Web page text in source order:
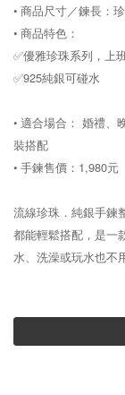
• 商品尺寸／鍊長：
• 商品特色：
✅優雅珍珠系列，上
✅925純銀可碰水
• 適合場合： 婚禮、
裝搭配
• 手鍊售價：1,980元
流線珍珠．純銀手鍊
都能輕鬆搭配，是一
水、洗澡或玩水也不